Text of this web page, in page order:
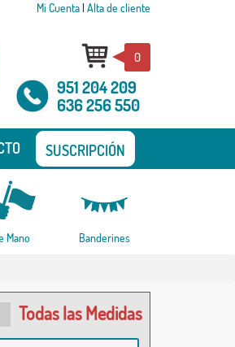
Mi Cuenta| Alta de cliente
0
951 204 209
636 256 550
SUSCRIPCIÓN
Mano Banderines
Todas las Medidas